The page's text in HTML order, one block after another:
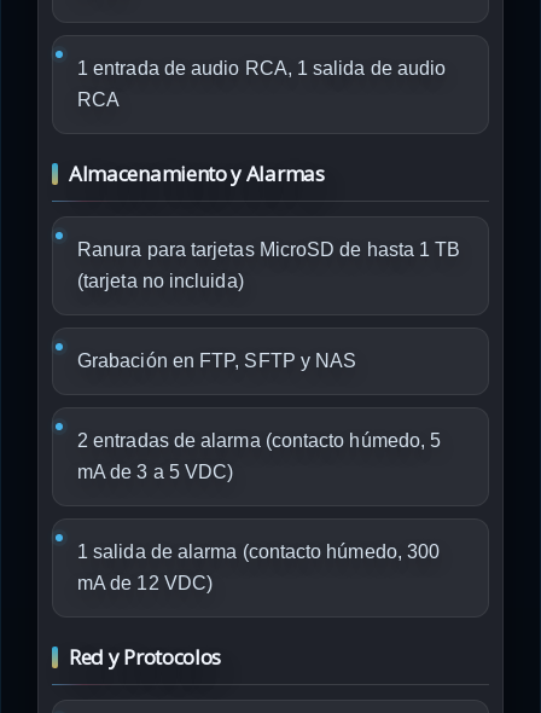
1 entrada de audio RCA, 1 salida de audio
RCA
Almacenamiento y Alarmas
Ranura para tarjetas MicroSD de hasta 1 TB
(tarjeta no incluida)
Grabación en FTP, SFTP y NAS
2 entradas de alarma (contacto húmedo, 5
mA de 3 a 5 VDC)
1 salida de alarma (contacto húmedo, 300
mA de 12 VDC)
Red y Protocolos